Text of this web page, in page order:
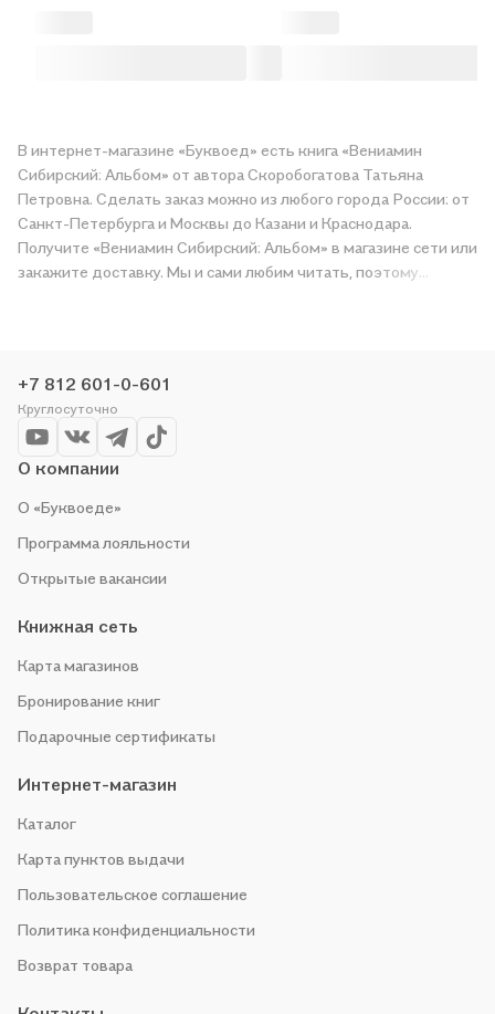
В интернет-магазине «Буквоед» есть книга «Вениамин
Сибирский: Альбом» от автора Скоробогатова Татьяна
Петровна. Сделать заказ можно из любого города России: от
Санкт-Петербурга и Москвы до Казани и Краснодара.
Получите «Вениамин Сибирский: Альбом» в магазине сети или
закажите доставку. Мы и сами любим читать, поэтому
+7 812 601-0-601
Круглосуточно
О компании
О «Буквоеде»
Программа лояльности
Открытые вакансии
Книжная сеть
Карта магазинов
Бронирование книг
Подарочные сертификаты
Интернет-магазин
Каталог
Карта пунктов выдачи
Пользовательское соглашение
Политика конфиденциальности
Возврат товара